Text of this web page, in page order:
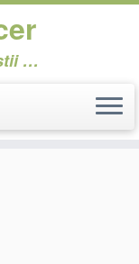
…